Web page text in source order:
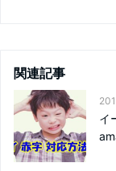
関連記事
イ